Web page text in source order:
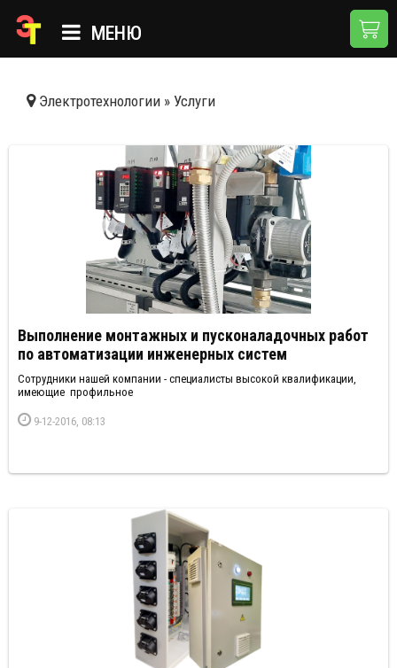
МЕНЮ
О КОМПАНИИ
ПРИМЕНЕНИЯ
НОВОСТИ
ДОСТАВКА И ОПЛАТА
КОНТАКТЫ
Электротехнологии » Услуги
Выполнение монтажных и пусконаладочных работ
по автоматизации инженерных систем
Сотрудники нашей компании - специалисты высокой квалификации,
имеющие профильное
9-12-2016, 08:13